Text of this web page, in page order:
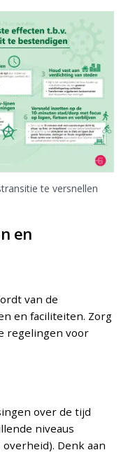
te versnellen
en
van de
en faciliteiten. Zorg
regelingen voor
over de tijd
niveaus
Denk aan